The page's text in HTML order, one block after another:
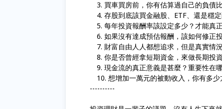
買車買房前，你有估算過自己的負債
存股到底該買金融股、ETF、還是穩
每年投資報酬率該設定多少？才能真
如果沒有達成預估報酬，該如何修正
財富自由人人都想追求，但是真實情
你是否曾經拿短期資金，來做長期投
現金流的真正意義是甚麼？重要性在
想增加一萬元的被動收入，你有多少
----------